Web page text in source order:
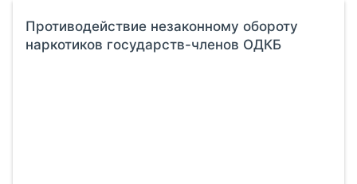
Противодействие незаконному обороту
наркотиков государств-членов ОДКБ